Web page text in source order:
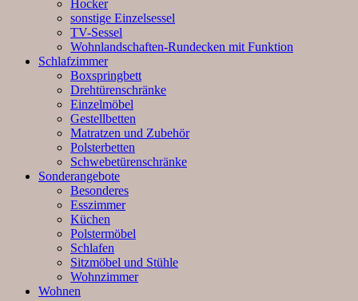
Hocker
sonstige Einzelsessel
TV-Sessel
Wohnlandschaften-Rundecken mit Funktion
Schlafzimmer
Boxspringbett
Drehtürenschränke
Einzelmöbel
Gestellbetten
Matratzen und Zubehör
Polsterbetten
Schwebetürenschränke
Sonderangebote
Besonderes
Esszimmer
Küchen
Polstermöbel
Schlafen
Sitzmöbel und Stühle
Wohnzimmer
Wohnen